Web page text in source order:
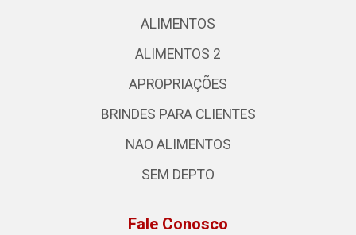
ALIMENTOS
ALIMENTOS 2
APROPRIAÇÕES
BRINDES PARA CLIENTES
NAO ALIMENTOS
SEM DEPTO
Fale Conosco